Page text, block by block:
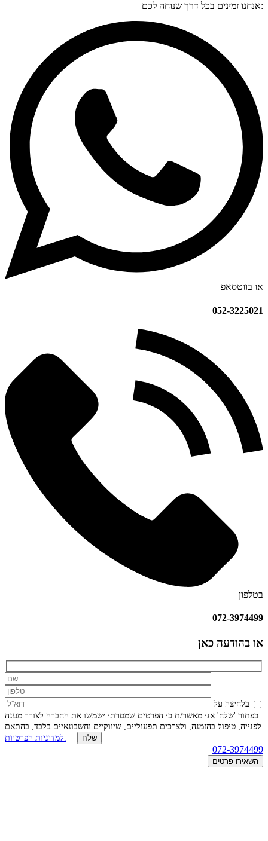
:אנחנו זמינים בכל דרך שנוחה לכם
או בווטסאפ
052-3225021
בטלפון
072-3974499
או בהודעה כאן
בלחיצה על
כפתור 'שלח' אני מאשר/ת כי הפרטים שמסרתי ישמשו את החברה לצורך מענה
לפנייה, טיפול בהזמנה, ולצרכים תפעוליים, שיווקיים וחשבונאיים בלבד, בהתאם
072-3974499
השאירו פרטים